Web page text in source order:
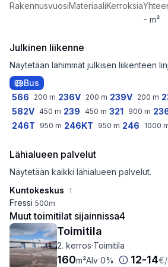
RakennusvuosiMateriaaliKerroksia
- m²
Julkinen liikenne
Näytetään lähimmät julkisen liikenteen
Bus
566
200 m 236V 200 m 239V 200 m
582V 450 m 239 450 m 321 900 m
246T 950 m 246KT 950 m 246 1000
Lähialueen palvelut
Näytetään kaikki lähialueen palvelut.
Kuntokeskus
1
Fressi 500m
Muut toimitilat sijainnissa4
Toimitila
2. kerros·Toimitila
160m²Alv 0% 12-14€